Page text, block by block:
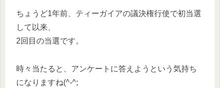
ちょうど1年前、ティーガイアの議決権行使で初当選
して以来、
2回目の当選です。
時々当たると、アンケートに答えようという気持ち
になりますね(^-^;